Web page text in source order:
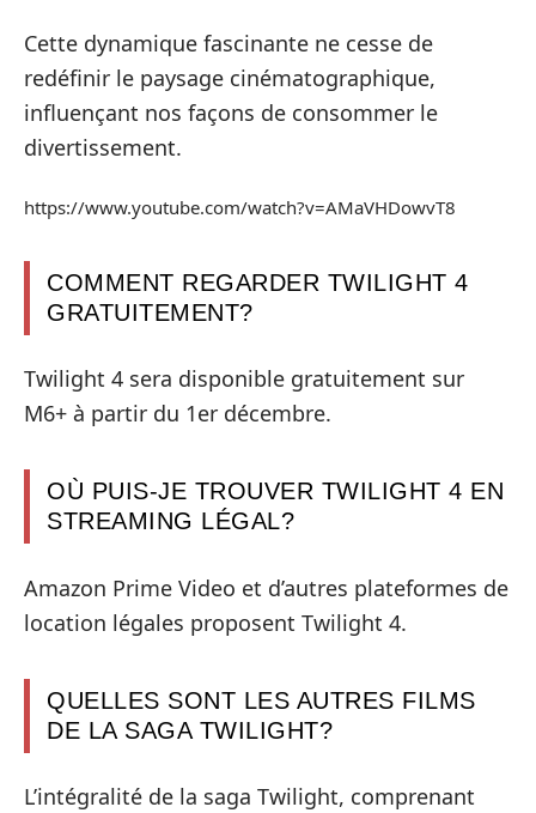
Cette dynamique fascinante ne cesse de
redéfinir le paysage cinématographique,
influençant nos façons de consommer le
divertissement.
https://www.youtube.com/watch?v=AMaVHDowvT8
COMMENT REGARDER TWILIGHT 4
GRATUITEMENT?
Twilight 4 sera disponible gratuitement sur
M6+ à partir du 1er décembre.
OÙ PUIS-JE TROUVER TWILIGHT 4 EN
STREAMING LÉGAL?
Amazon Prime Video et d’autres plateformes de
location légales proposent Twilight 4.
QUELLES SONT LES AUTRES FILMS
DE LA SAGA TWILIGHT?
L’intégralité de la saga Twilight, comprenant